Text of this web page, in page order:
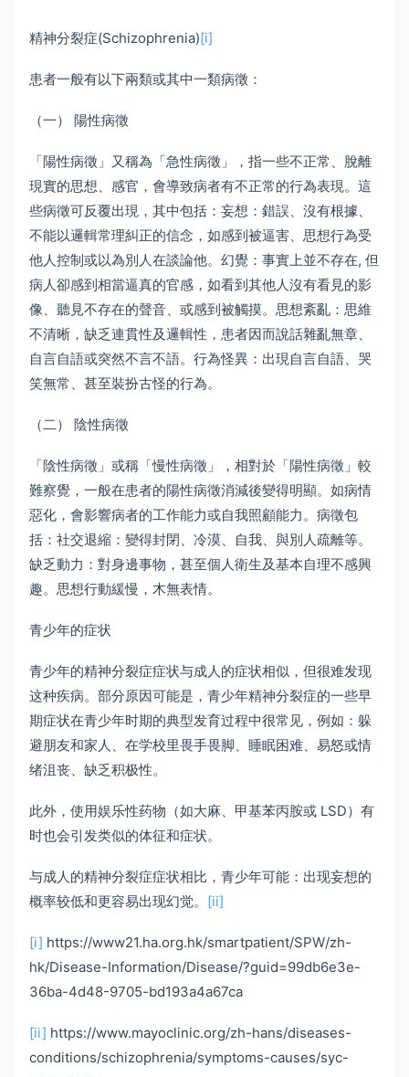
精神分裂症(Schizophrenia)[i]
患者一般有以下兩類或其中一類病徵：
（一） 陽性病徵
「陽性病徵」又稱為「急性病徵」，指一些不正常、脫離
現實的思想、感官，會導致病者有不正常的行為表現。這
些病徵可反覆出現，其中包括：妄想：錯誤、沒有根據、
不能以邏輯常理糾正的信念，如感到被逼害、思想行為受
他人控制或以為別人在談論他。幻覺：事實上並不存在, 但
病人卻感到相當逼真的官感，如看到其他人沒有看見的影
像、聽見不存在的聲音、或感到被觸摸。思想紊亂：思維
不清晰，缺乏連貫性及邏輯性，患者因而說話雜亂無章、
自言自語或突然不言不語。行為怪異：出現自言自語、哭
笑無常、甚至裝扮古怪的行為。
（二） 陰性病徵
「陰性病徵」或稱「慢性病徵」，相對於「陽性病徵」較
難察覺，一般在患者的陽性病徵消減後變得明顯。如病情
惡化，會影響病者的工作能力或自我照顧能力。病徵包
括：社交退縮：變得封閉、冷漠、自我、與別人疏離等。
缺乏動力：對身邊事物，甚至個人衛生及基本自理不感興
趣。思想行動緩慢，木無表情。
青少年的症状
青少年的精神分裂症症状与成人的症状相似，但很难发现
这种疾病。部分原因可能是，青少年精神分裂症的一些早
期症状在青少年时期的典型发育过程中很常见，例如：躲
避朋友和家人、在学校里畏手畏脚、睡眠困难、易怒或情
绪沮丧、缺乏积极性。
此外，使用娱乐性药物（如大麻、甲基苯丙胺或 LSD）有
时也会引发类似的体征和症状。
与成人的精神分裂症症状相比，青少年可能：出现妄想的
概率较低和更容易出现幻觉。 [ii]
[i] https://www21.ha.org.hk/smartpatient/SPW/zh-
hk/Disease-Information/Disease/?guid=99db6e3e-
36ba-4d48-9705-bd193a4a67ca
[ii] https://www.mayoclinic.org/zh-hans/diseases-
conditions/schizophrenia/symptoms-causes/syc-